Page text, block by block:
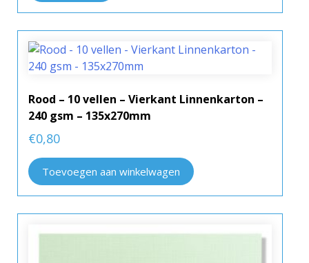
Rood – 10 vellen – Vierkant Linnenkarton –
240 gsm – 135x270mm
€0,80
Toevoegen aan winkelwagen